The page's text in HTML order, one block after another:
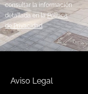
consultar la información
detallada en laPolítica
de Privacidad.
Aviso Legal